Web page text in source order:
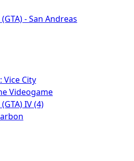
- San Andreas
Vice City
Videogame
IV (4)